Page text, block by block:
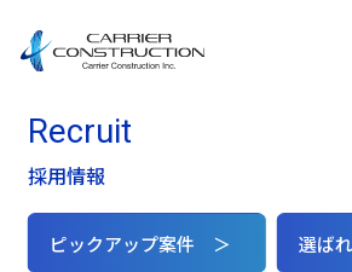
Recruit
採用情報
ピックアップ案件 ＞ 選ば